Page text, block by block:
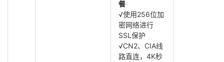
餐
√使用256位加
密网络进行
SSL保护
√CN2、CIA线
路直连，4K秒